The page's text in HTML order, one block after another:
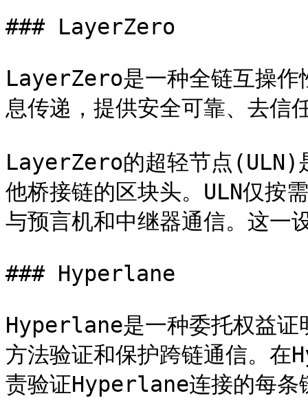
### LayerZero
LayerZero是一种全链互操作
息传递，提供安全可靠、去信
LayerZero的超轻节点(ULN)
他桥接链的区块头。ULN仅
与预言机和中继器通信。这一
### Hyperlane
Hyperlane是一种委托权益证
方法验证和保护跨链通信。
责验证Hyperlane连接的每条